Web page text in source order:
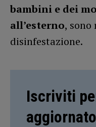
bambini e dei
all’esterno,
disinfestazione.
Iscriviti